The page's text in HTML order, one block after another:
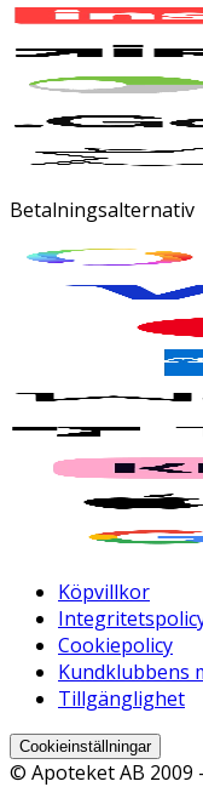
Betalningsalternativ
Köpvillkor
Cookiepolicy
Kundklubbens
Tillgänglighet
Cookieinställningar
© Apoteket AB 2009 -